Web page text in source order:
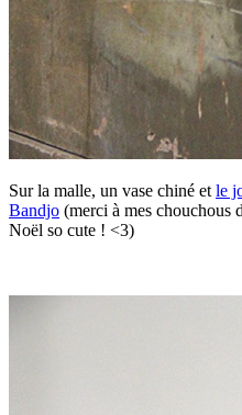
Sur la malle, un vase chiné etle
Bandjo (merci à mes chouchous
Noël so cute ! <3)